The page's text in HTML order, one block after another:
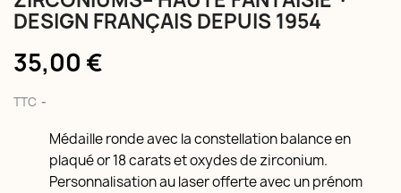
DESIGN FRANÇAIS DEPUIS 1954
35,00 €
TTC
Médaille ronde avec la constellation balance en
plaqué or 18 carats et oxydes de zirconium.
Personnalisation au laser offerte avec un prénom